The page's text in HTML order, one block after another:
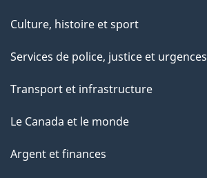
Culture, histoire et sport
Services de police, justice et urgences
Transport et infrastructure
Le Canada et le monde
Argent et finances